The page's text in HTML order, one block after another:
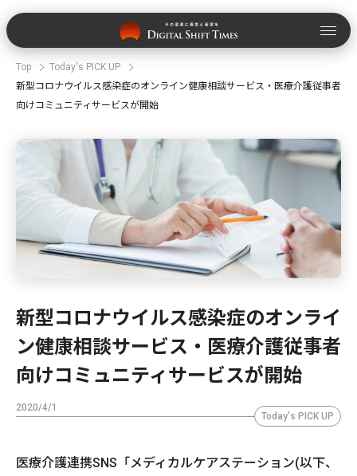
Top
Today's PICK UP
新型コロナウイルス感染症のオンライン健康相談サービス・医療介護従事者
向けコミュニティサービスが開始
新型コロナウイルス感染症のオンライ
ン健康相談サービス・医療介護従事者
向けコミュニティサービスが開始
2020/4/1
Today's PICK UP
医療介護連携SNS「メディカルケアステーション(以下、